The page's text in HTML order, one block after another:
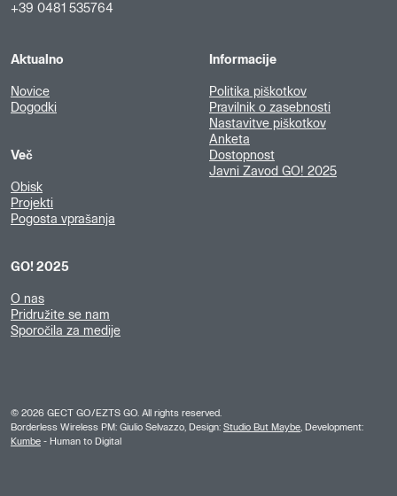
+39 0481 535764
Aktualno
Novice
Dogodki
Več
Obisk
Projekti
Pogosta vprašanja
GO! 2025
O nas
Pridružite se nam
Sporočila za medije
Informacije
Politika piškotkov
Pravilnik o zasebnosti
Nastavitve piškotkov
Anketa
Dostopnost
Javni Zavod GO! 2025
© 2026 GECT GO/EZTS GO. All rights reserved.
Borderless Wireless PM: Giulio Selvazzo, Design: Studio But Maybe , Development:
Kumbe - Human to Digital